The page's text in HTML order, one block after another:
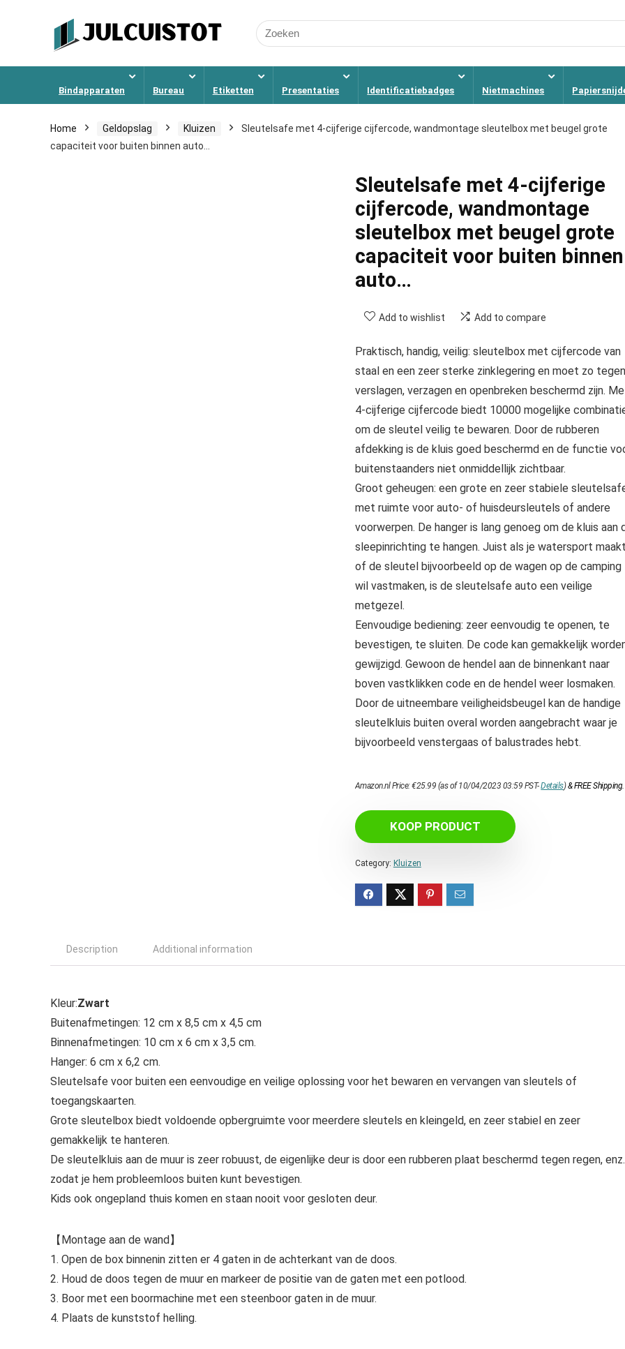
Search
for:
Bindapparaten Bureau Etiketten Presentaties Identificatiebadges Nietmachines
Home Geldopslag Kluizen
Sleutelsafe met 4-cijferige cijfercode, wandmontage sleutelbox met beugel grote
capaciteit voor buiten binnen auto…
Sleutelsafe met 4-cijferige
cijfercode, wandmontage
sleutelbox met beugel grote
capaciteit voor buiten binnen
auto…
Add to wishlist Add to compare
Praktisch, handig, veilig: sleutelbox met cijfercode van
staal en een zeer sterke zinklegering en moet zo tegen
verslagen, verzagen en openbreken beschermd zijn.
4-cijferige cijfercode biedt 10000 mogelijke
om de sleutel veilig te bewaren. Door de rubberen
afdekking is de kluis goed beschermd en de functie
buitenstaanders niet onmiddellijk zichtbaar.
Groot geheugen: een grote en zeer stabiele
met ruimte voor auto- of huisdeursleutels of andere
voorwerpen. De hanger is lang genoeg om de kluis aan
sleepinrichting te hangen. Juist als je watersport
of de sleutel bijvoorbeeld op de wagen op de camping
wil vastmaken, is de sleutelsafe auto een veilige
metgezel.
Eenvoudige bediening: zeer eenvoudig te openen, te
bevestigen, te sluiten. De code kan gemakkelijk
gewijzigd. Gewoon de hendel aan de binnenkant naar
boven vastklikken code en de hendel weer losmaken.
Door de uitneembare veiligheidsbeugel kan de handige
sleutelkluis buiten overal worden aangebracht waar je
bijvoorbeeld venstergaas of balustrades hebt.
Amazon.nl Price:€25.99 (as of 10/04/2023 03:59 PST-Details)&FREE Shipping.
KOOP PRODUCT
Category: Kluizen
Description Additional information
Kleur:Zwart
Buitenafmetingen: 12 cm x 8,5 cm x 4,5 cm
Binnenafmetingen: 10 cm x 6 cm x 3,5 cm.
Hanger: 6 cm x 6,2 cm.
Sleutelsafe voor buiten een eenvoudige en veilige oplossing voor het bewaren en vervangen van sleutels of
toegangskaarten.
Grote sleutelbox biedt voldoende opbergruimte voor meerdere sleutels en kleingeld, en zeer stabiel en zeer
gemakkelijk te hanteren.
De sleutelkluis aan de muur is zeer robuust, de eigenlijke deur is door een rubberen plaat beschermd tegen regen, enz.
zodat je hem probleemloos buiten kunt bevestigen.
Kids ook ongepland thuis komen en staan nooit voor gesloten deur.
【Montage aan de wand】
1. Open de box binnenin zitten er 4 gaten in de achterkant van de doos.
2. Houd de doos tegen de muur en markeer de positie van de gaten met een potlood.
3. Boor met een boormachine met een steenboor gaten in de muur.
4. Plaats de kunststof helling.